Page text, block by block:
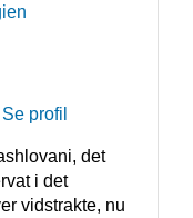
Se profil
det
i det
vidstrakte, nu